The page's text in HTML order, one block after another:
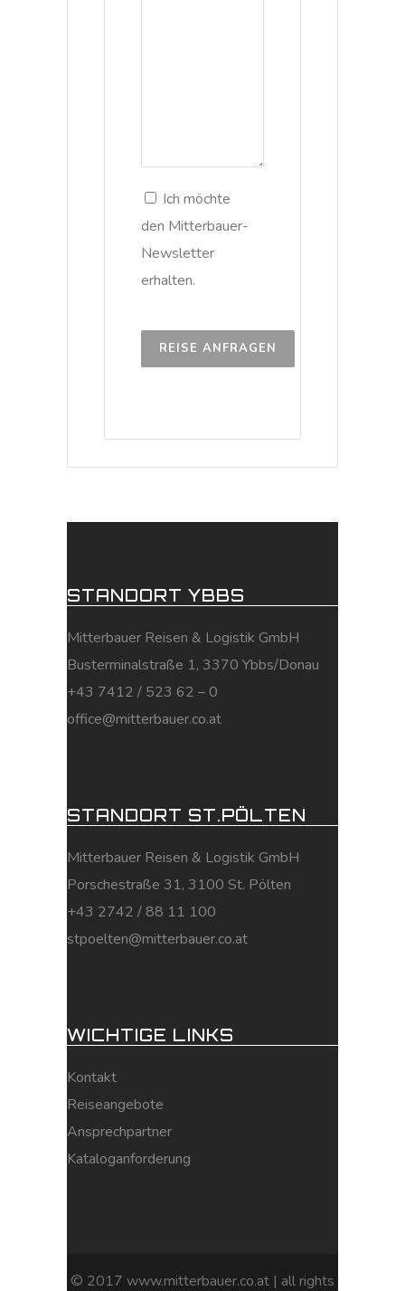
Ich möchte
den Mitterbauer-
Newsletter
erhalten.
STANDORT YBBS
Mitterbauer Reisen & Logistik GmbH
Busterminalstraße 1, 3370 Ybbs/Donau
+43 7412 / 523 62 – 0
office@mitterbauer.co.at
STANDORT ST.PÖLTEN
Mitterbauer Reisen & Logistik GmbH
Porschestraße 31, 3100 St. Pölten
+43 2742 / 88 11 100
stpoelten@mitterbauer.co.at
WICHTIGE LINKS
Kontakt
Reiseangebote
Ansprechpartner
Kataloganforderung
© 2017 www.mitterbauer.co.at | all rights